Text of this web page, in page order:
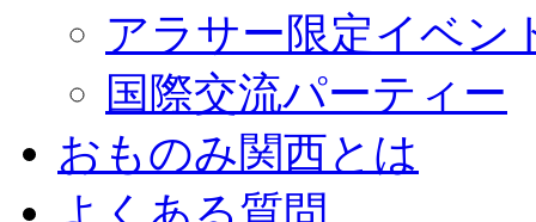
アラサー限定イベン
国際交流パーティー
おものみ関西とは